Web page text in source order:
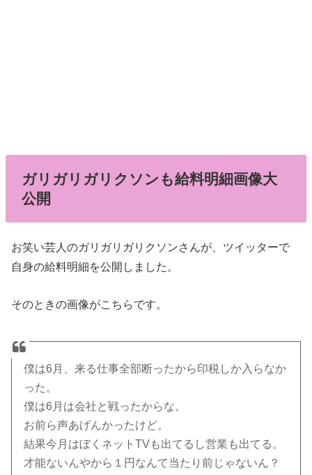
ガリガリガリクソンも給料明細画像大
公開
お笑い芸人のガリガリガリクソンさんが、ツイッターで
自身の給料明細を公開しました。
そのときの画像がこちらです。
僕は6月、来る仕事全部断ったから印税しか入らなか
った。
僕は6月は会社と戦ったからな。
お前ら声あげんかったけど。
結果今月はぼくネットTVも出てるし営業も出てる。
才能ないんやから１円なんて当たり前じゃないん？